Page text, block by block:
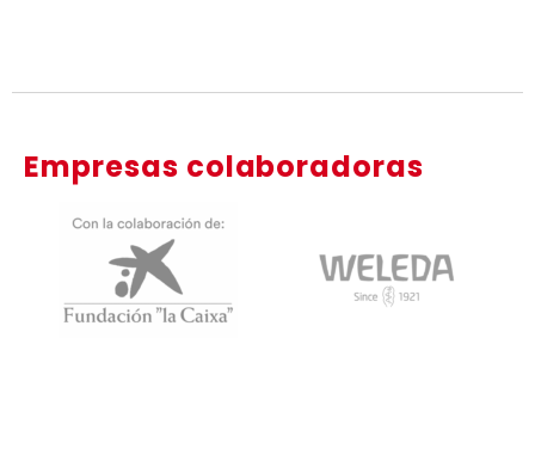
Empresas colaboradoras